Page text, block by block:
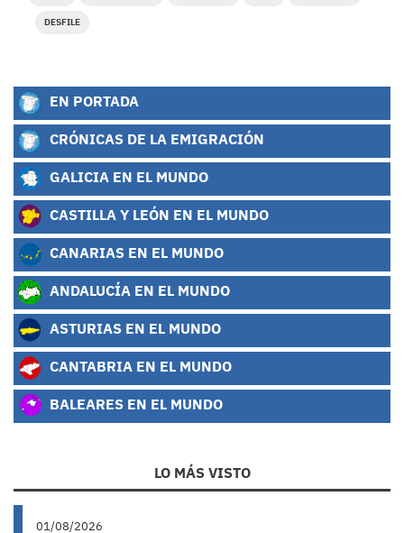
DESFILE
EN PORTADA
CRÓNICAS DE LA EMIGRACIÓN
GALICIA EN EL MUNDO
CASTILLA Y LEÓN EN EL MUNDO
CANARIAS EN EL MUNDO
ANDALUCÍA EN EL MUNDO
ASTURIAS EN EL MUNDO
CANTABRIA EN EL MUNDO
BALEARES EN EL MUNDO
LO MÁS VISTO
01/08/2026